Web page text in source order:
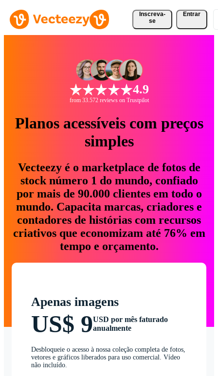
Inscreva-
se
Entrar
4.9
from 33.572 reviews on Trustpilot
Planos acessíveis com preços
simples
Vecteezy é o marketplace de fotos de
stock número 1 do mundo, confiado
por mais de 90.000 clientes em todo o
mundo. Capacita marcas, criadores e
contadores de histórias com recursos
criativos que economizam até 76% em
tempo e orçamento.
Apenas imagens
US$ 9USD por mês faturado
anualmente
Desbloqueie o acesso à nossa coleção completa de fotos,
vetores e gráficos liberados para uso comercial. Vídeo
não incluído.